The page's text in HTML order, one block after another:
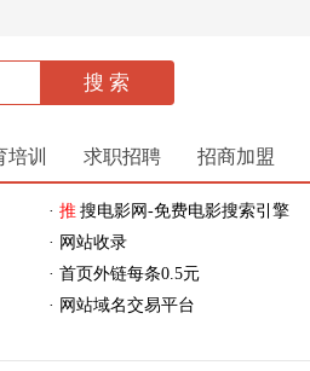
培训 求职招聘 招商加盟
· 推 搜电影网-免费电影搜索引擎
· 网站收录
· 首页外链每条0.5元
· 网站域名交易平台